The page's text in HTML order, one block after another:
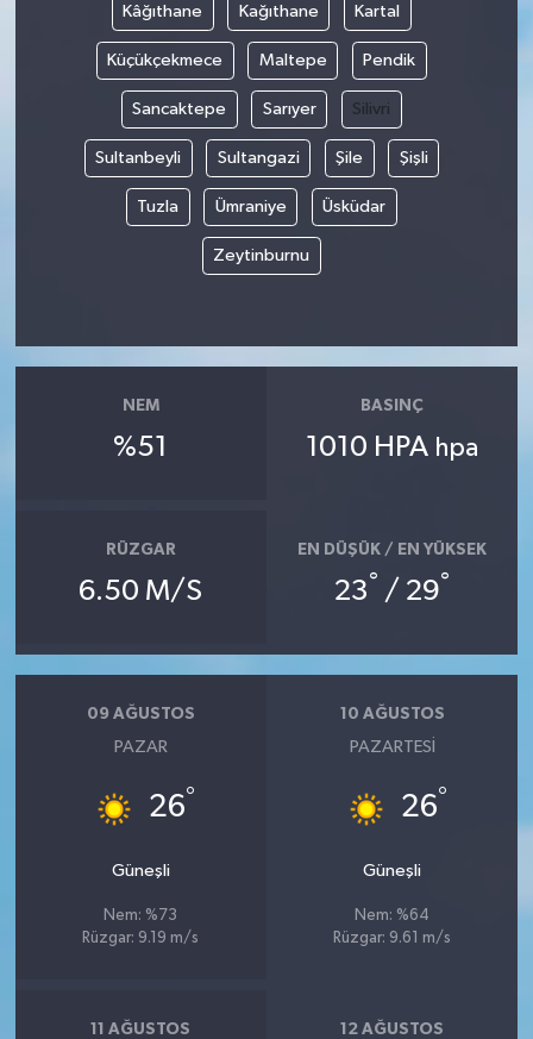
Kâğıthane Kağıthane Kartal
Küçükçekmece Maltepe Pendik
Sancaktepe Sarıyer Silivri
Sultanbeyli Sultangazi Şile Şişli
Tuzla Ümraniye Üsküdar
Zeytinburnu
NEM
%51
BASINÇ
1010 HPA hpa
RÜZGAR
6.50 M/S
EN DÜŞÜK / EN YÜKSEK
23° / 29°
09 AĞUSTOS
PAZAR
26°
Güneşli
Nem: %73
Rüzgar: 9.19 m/s
10 AĞUSTOS
PAZARTESI
26°
Güneşli
Nem: %64
Rüzgar: 9.61 m/s
11 AĞUSTOS 12 AĞUSTOS